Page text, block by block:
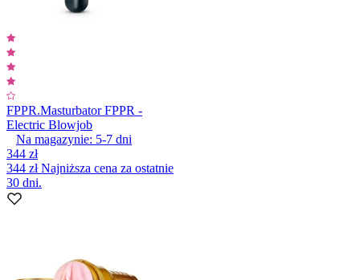
FPPR.Masturbator FPPR -
Electric Blowjob
Na magazynie: 5-7 dni
344 zł
344 złNajniższa cena za ostatnie
30 dni.